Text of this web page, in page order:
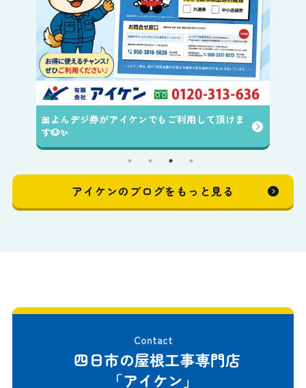
🎀よんデジ券がアイケンでもご利用して頂けま
す🐶✨️
アイケンのブログをもっと見る
Contact
四日市の屋根工事専門店
「アイケン」